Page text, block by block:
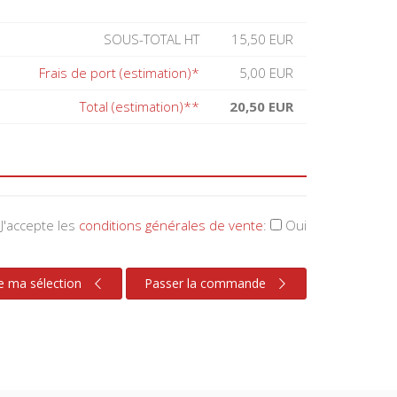
SOUS-TOTAL HT
15,50 EUR
Frais de port (estimation)*
5,00 EUR
Total (estimation)**
20,50 EUR
J'accepte les conditions générales de vente: Oui
ma sélection Passer la commande